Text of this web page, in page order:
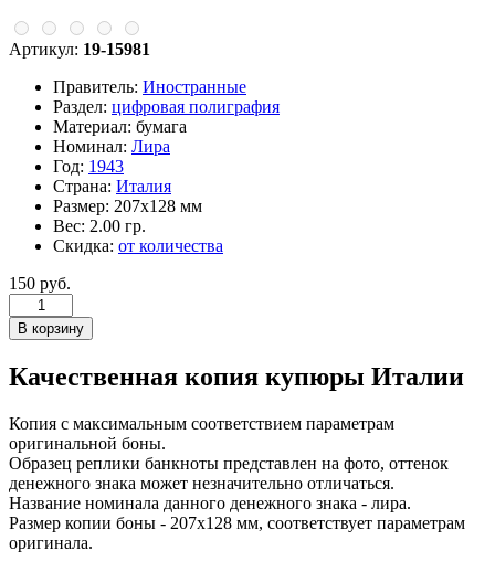
Артикул: 19-15981
Правитель: Иностранные
Раздел: цифровая полиграфия
Материал: бумага
Номинал: Лира
Год: 1943
Страна: Италия
Размер: 207х128 мм
Вес: 2.00 гр.
Скидка: от количества
150 руб.
Качественная копия купюры Италии
Копия с максимальным соответствием параметрам
оригинальной боны.
Образец реплики банкноты представлен на фото, оттенок
денежного знака может незначительно отличаться.
Название номинала данного денежного знака - лира.
Размер копии боны - 207х128 мм, соответствует параметрам
оригинала.